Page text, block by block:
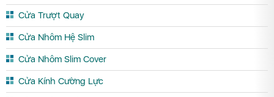
Cửa Trượt Quay
Cửa Nhôm Hệ Slim
Cửa Nhôm Slim Cover
Cửa Kính Cường Lực